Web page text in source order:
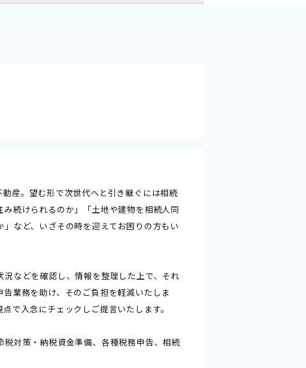
産。望む形で次世代へと引き継ぐには相続
続けられるのか」「土地や建物を相続人同
など、いざその時を迎えてお困りの方もい
などを確認し、情報を整理した上で、それ
業務を助け、そのご負担を軽減いたしま
で入念にチェックしご提言いたします。
対策・納税資金準備、各種税務申告、相続